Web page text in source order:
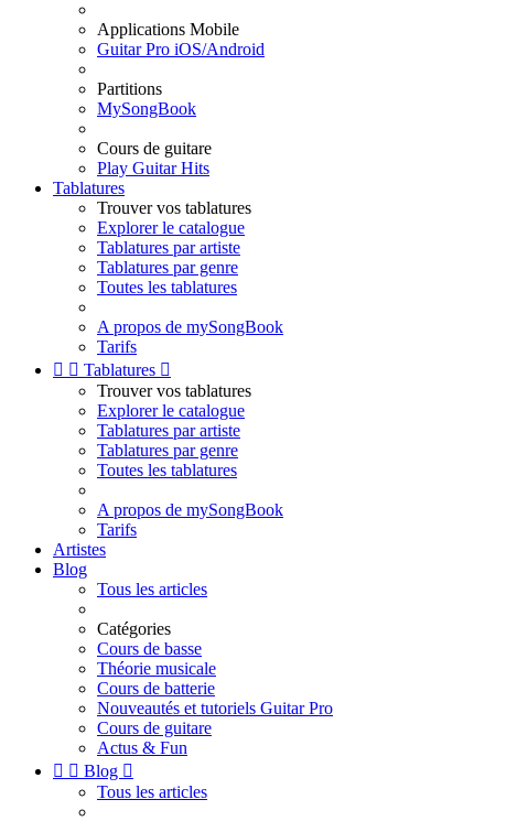
Applications Mobile
Guitar Pro iOS/Android
Partitions
MySongBook
Cours de guitare
Play Guitar Hits
Tablatures
Trouver vos tablatures
Explorer le catalogue
Tablatures par artiste
Tablatures par genre
Toutes les tablatures
A propos de mySongBook
Tarifs
  Tablatures 
Trouver vos tablatures
Explorer le catalogue
Tablatures par artiste
Tablatures par genre
Toutes les tablatures
A propos de mySongBook
Tarifs
Artistes
Blog
Tous les articles
Catégories
Cours de basse
Théorie musicale
Cours de batterie
Nouveautés et tutoriels Guitar Pro
Cours de guitare
Actus & Fun
  Blog 
Tous les articles